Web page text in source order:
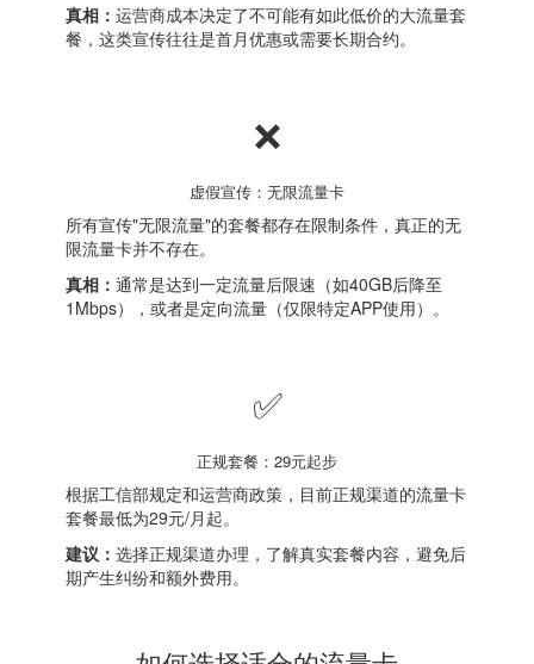
真相： 运营商成本决定了不可能有如此低价的大流量套
餐，这类宣传往往是首月优惠或需要长期合约。
❌
虚假宣传：无限流量卡
所有宣传"无限流量"的套餐都存在限制条件，真正的无
限流量卡并不存在。
真相： 通常是达到一定流量后限速（如40GB后降至
1Mbps），或者是定向流量（仅限特定APP使用）。
✅
正规套餐：29元起步
根据工信部规定和运营商政策，目前正规渠道的流量卡
套餐最低为29元/月起。
建议： 选择正规渠道办理，了解真实套餐内容，避免后
期产生纠纷和额外费用。